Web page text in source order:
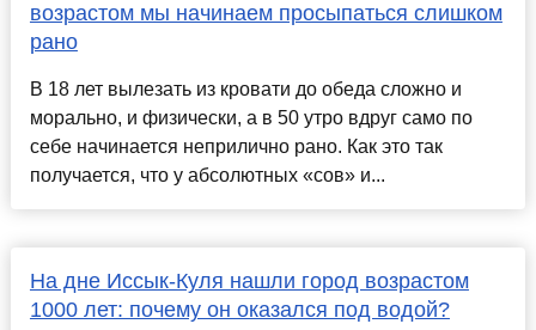
возрастом мы начинаем просыпаться слишком
рано
В 18 лет вылезать из кровати до обеда сложно и
морально, и физически, а в 50 утро вдруг само по
себе начинается неприлично рано. Как это так
получается, что у абсолютных «сов» и...
На дне Иссык-Куля нашли город возрастом
1000 лет: почему он оказался под водой?